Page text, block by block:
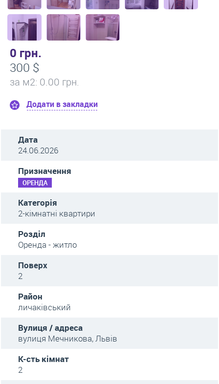
0 грн.
300 $
за м2: 0.00 грн.
Додати в закладки
Дата
24.06.2026
Призначення
ОРЕНДА
Категорія
2-кімнатні квартири
Розділ
Оренда - житло
Поверх
2
Район
личаківський
Вулиця / адреса
вулиця Мечникова, Львів
К-сть кімнат
2